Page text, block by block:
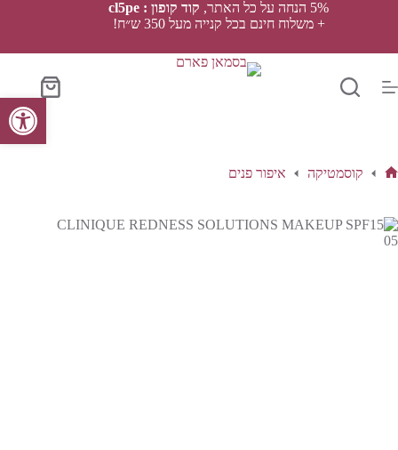
פתח סרגל נגישות
5% הנחה על כל האתר,
קוד קופון : cl5pe
+ משלוח חינם בכל קנייה מעל 350 ש״ח!
סל
הקניות
קוסמטיקה איפור פנים